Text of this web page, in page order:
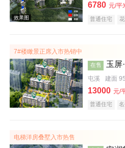
效果图
6780 元/平
普通住宅
7#楼瞰景正席入市热销中
在售 玉屏
屯溪 建面
13000 元/
普通住宅
电梯洋房叠墅入市热售